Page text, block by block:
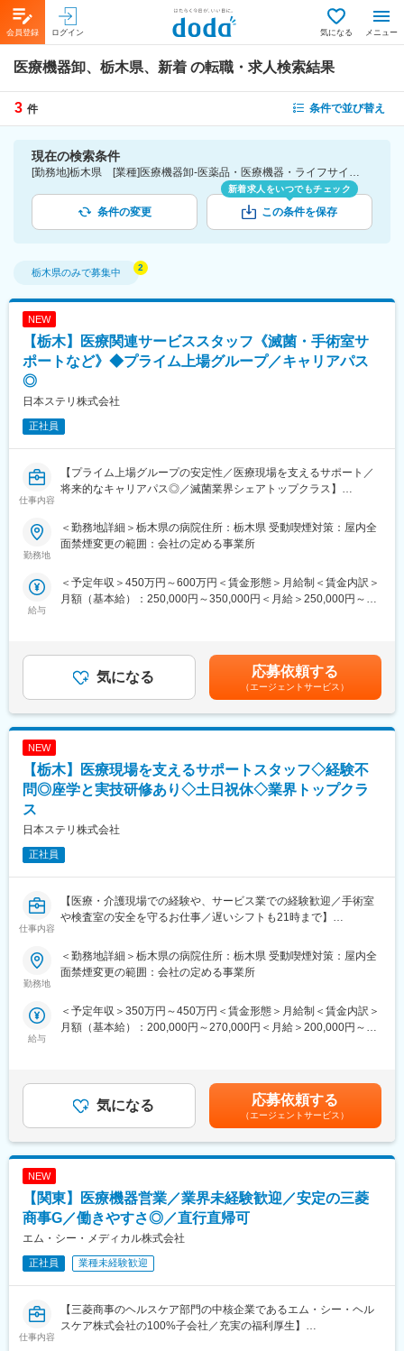
会員登録 ログイン 気になる メニュー
医療機器卸、栃木県、新着 の転職・求人検索結果
3 件 条件で並び替え
現在の検索条件
[勤務地]栃木県 [業種]医療機器卸-医薬品・医療機器・ライフサイエンス・医療系サービス [こだわり条件ピックアップ]新着
条件の変更
新着求人をいつでもチェック
この条件を保存
栃木県のみで募集中
NEW
【栃木】医療関連サービススタッフ《滅菌・手術室サ
ポートなど》◆プライム上場グループ／キャリアパス
◎
日本ステリ株式会社
正社員
仕事内容
【プライム上場グループの安定性／医療現場を支えるサポート／
将来的なキャリアパス◎／滅菌業界シェアトップクラス】
【業務概要】
医療器材滅菌サービスを始めとし、医療機関に対し総合医療関連
【業務詳細】
＜滅菌業務とは＞
利用された医療器材は清潔にしなければ次の患者様に利用するこ
とができない為、「回収→洗浄→滅菌→配給」といった一連の業
務を行って頂き、安全で確実な滅菌器材の提供を行っています。
＜手術室サポート業務とは＞
医療従事者の方々が次の手術に専念できるように手術室内の清掃
や物品補充、ガウン介助といった業務を幅広く行い手術室運営を
【配属先について】
下記エリア内の契約病院に配属となります。現在のお住まいから
通勤可能な施設を優先的に配慮します。通勤時間の目安は 1時間
40分以内 です。
■関東：東京都・神奈川県・埼玉県・千葉県・茨城県・栃木県・群
【キャリアパス】
経験を積んだ後は、リーダー業務や施設責任者としてご活躍いた
ーや、院内業務のスペシャリストとしてキャリアを築くことが可
能です。
■国内唯一の滅菌装置の専門メーカーとして長年の実績があり、大
型の高圧蒸気滅菌装置では国内シェア約30％を誇ります。
開発、提供しています。営業から製品企画、開発製造、そしてサ
医療研究機関及び医療機器・大手製薬メーカーの顧客の要望に応
えています。
変更の範囲：会社の定める業務
勤務地
＜勤務地詳細＞栃木県の病院住所：栃木県 受動喫煙対策：屋内全
面禁煙変更の範囲：会社の定める事業所
給与
＜予定年収＞450万円～600万円＜賃金形態＞月給制＜賃金内訳＞
月額（基本給）：250,000円～350,000円＜月給＞250,000円～
性があります。月給(月額)は固定手当を含めた表記です。
気になる 応募依頼する
（エージェントサービス）
NEW
【栃木】医療現場を支えるサポートスタッフ◇経験不
問◎座学と実技研修あり◇土日祝休◇業界トップクラ
ス
日本ステリ株式会社
正社員
仕事内容
【医療・介護現場での経験や、サービス業での経験歓迎／手術室
や検査室の安全を守るお仕事／遅いシフトも21時まで】
【業務概要】
医療器材の滅菌サービスをはじめ、医療機関に向けた総合的な医
できる研修制度を整えており、医療現場を支えるやりがいのある
仕事です。
■手術室サポート業務
■内視鏡室支援業務
【滅菌業務とは】
手術や診療で使用された医療器材は、そのままでは再利用できま
→ 滅菌 → 配給」という工程で処理します。この業務は、患者様
の安全を守るために欠かせない重要な役割です。電子マニュアル
を確認しながら作業を行うため、未経験の方でも研修でしっかり
習得できます。
【手術室サポートとは】
整えることが必要です。具体的には、手術室内の清掃、医療物品
の補充、手術時に着用するガウンの着脱補助（ガウン介助）など
勤務地
＜勤務地詳細＞栃木県の病院住所：栃木県 受動喫煙対策：屋内全
面禁煙変更の範囲：会社の定める事業所
給与
＜予定年収＞350万円～450万円＜賃金形態＞月給制＜賃金内訳＞
月額（基本給）：200,000円～270,000円＜月給＞200,000円～
性があります。月給(月額)は固定手当を含めた表記です。
気になる 応募依頼する
（エージェントサービス）
NEW
【関東】医療機器営業／業界未経験歓迎／安定の三菱
商事G／働きやすさ◎／直行直帰可
エム・シー・メディカル株式会社
正社員 業種未経験歓迎
仕事内容
【三菱商事のヘルスケア部門の中核企業であるエム・シー・ヘル
スケア株式会社の100%子会社／充実の福利厚生】